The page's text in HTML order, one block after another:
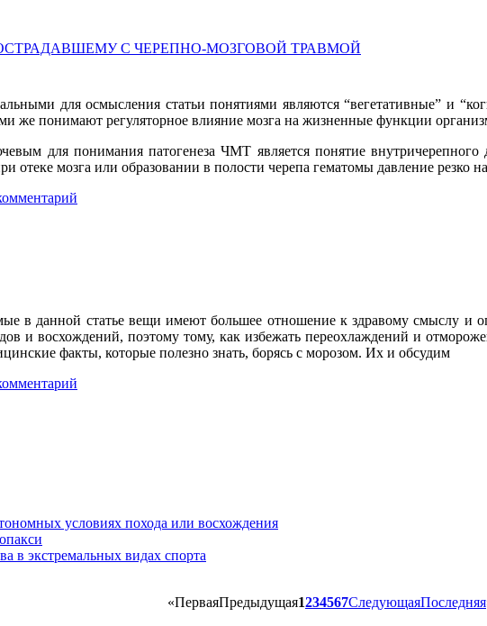
С ЧЕРЕПНО-МОЗГОВОЙ ТРАВМОЙ
для осмысления статьи понятиями являются “вегетативные” и
же понимают регуляторное влияние мозга на жизненные функции
для понимания патогенеза ЧМТ является понятие
отеке мозга или образовании в полости черепа гематомы давление резко
в данной статье вещи имеют большее отношение к здравому смыслу и
и восхождений, поэтому тому, как избежать переохлаждений и
факты, которые полезно знать, борясь с морозом. Их и обсудим
условиях похода или восхождения
в экстремальных видах спорта
«ПерваяПредыдущая1234567СледующаяПоследняя